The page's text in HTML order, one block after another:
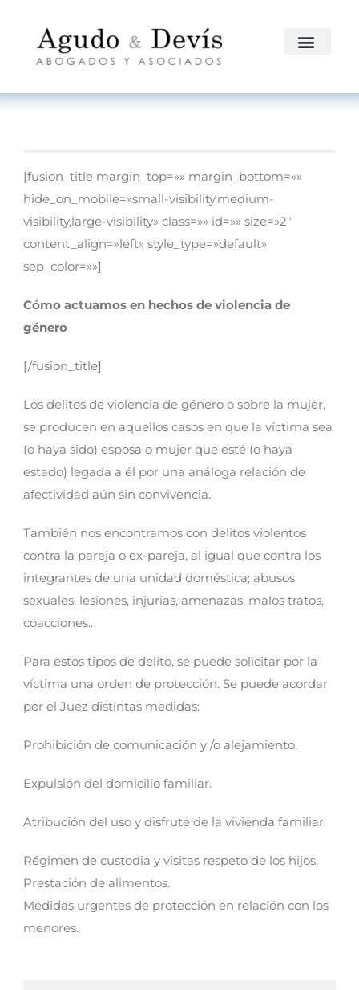
[fusion_title margin_top=»» margin_bottom=»»
hide_on_mobile=»small-visibility,medium-
visibility,large-visibility» class=»» id=»» size=»2″
content_align=»left» style_type=»default»
sep_color=»»]
Cómo actuamos en hechos de violencia de
género
[/fusion_title]
Los delitos de violencia de género o sobre la mujer,
se producen en aquellos casos en que la víctima sea
(o haya sido) esposa o mujer que esté (o haya
estado) legada a él por una análoga relación de
afectividad aún sin convivencia.
También nos encontramos con delitos violentos
contra la pareja o ex-pareja, al igual que contra los
integrantes de una unidad doméstica; abusos
sexuales, lesiones, injurias, amenazas, malos tratos,
coacciones..
Para estos tipos de delito, se puede solicitar por la
víctima una orden de protección. Se puede acordar
por el Juez distintas medidas:
Prohibición de comunicación y /o alejamiento.
Expulsión del domicilio familiar.
Atribución del uso y disfrute de la vivienda familiar.
Régimen de custodia y visitas respeto de los hijos.
Prestación de alimentos.
Medidas urgentes de protección en relación con los
menores.